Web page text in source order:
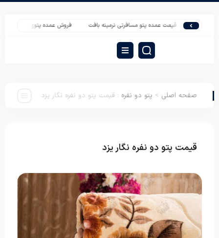
قیمت عمده پتو مسافرتی نرمینه بافت فروش عمده پتوی تک رنگ پریما
صفحه اصلی > پتو دو نفره : قیمت پتو دو نفره نگار یزد
قیمت پتو دو نفره نگار یزد